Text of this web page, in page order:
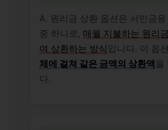
A. 원리금 상환 옵션은 서민금융
중 하나로, 매월 지불하는 원리
여 상환하는 방식입니다. 이 옵
체에 걸쳐 같은 금액의 상환액 을
다.